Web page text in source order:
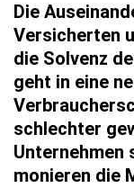
Die
Versicherten
die Solvenz
geht in eine
schlechter
Unternehmen
monieren die